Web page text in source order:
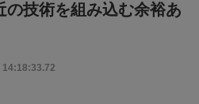
の技術を組み込む余裕あ
14:18:33.72